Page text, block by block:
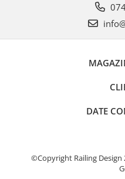
DATE
©Copyright Railing Design